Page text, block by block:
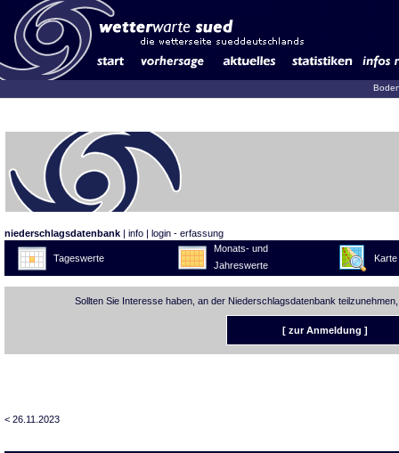
niederschlagsdatenbank | info | login - erfassung
Tageswerte
Monats- und
Jahreswerte
Karte
Sollten Sie Interesse haben, an der Niederschlagsdatenbank
[ zur Anmeldung ]
< 26.11.2023